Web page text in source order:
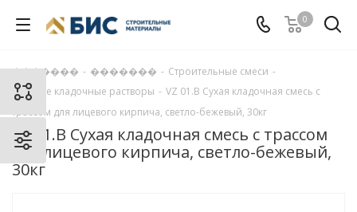
0
������� - ������� - Строительные смеси -
Цветные кладочные растворы - VZ 01.B Сухая кладочная смесь с
трассом для лицевого кирпича, светло-бежевый, 30кг
VZ 01.B Сухая кладочная смесь с трассом
для лицевого кирпича, светло-бежевый,
30кг